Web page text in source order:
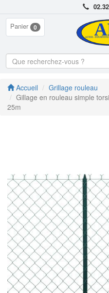
Panier 0
Accueil
Grillage rouleau
Gillage en rouleau simple
25m